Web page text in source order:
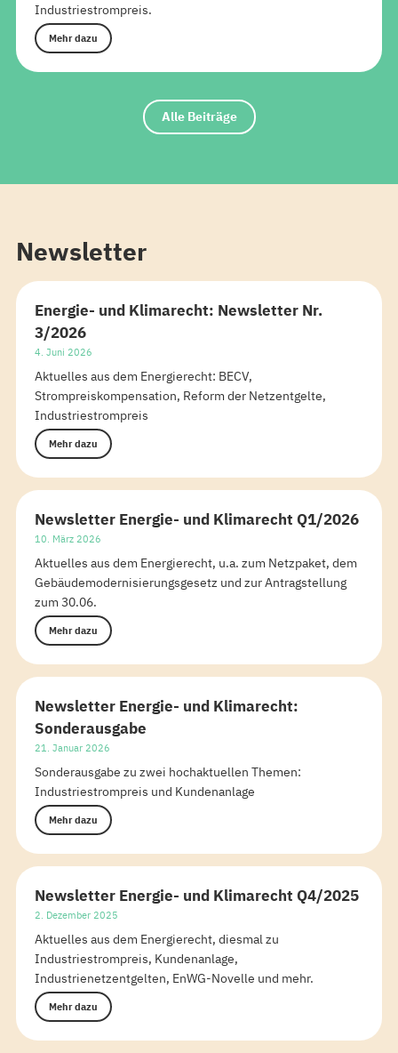
Industriestrompreis.
Mehr dazu
Alle Beiträge
Newsletter
Energie- und Klimarecht: Newsletter Nr.
3/2026
4. Juni 2026
Aktuelles aus dem Energierecht: BECV,
Strompreiskompensation, Reform der Netzentgelte,
Industriestrompreis
Mehr dazu
Newsletter Energie- und Klimarecht Q1/2026
10. März 2026
Aktuelles aus dem Energierecht, u.a. zum Netzpaket, dem
Gebäudemodernisierungsgesetz und zur Antragstellung
zum 30.06.
Mehr dazu
Newsletter Energie- und Klimarecht:
Sonderausgabe
21. Januar 2026
Sonderausgabe zu zwei hochaktuellen Themen:
Industriestrompreis und Kundenanlage
Mehr dazu
Newsletter Energie- und Klimarecht Q4/2025
2. Dezember 2025
Aktuelles aus dem Energierecht, diesmal zu
Industriestrompreis, Kundenanlage,
Industrienetzentgelten, EnWG-Novelle und mehr.
Mehr dazu